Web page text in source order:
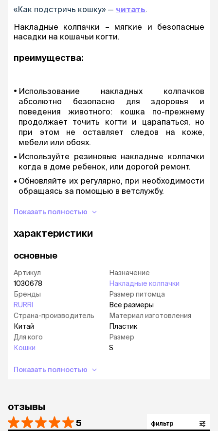
«Как подстричь кошку» — читать.
Накладные колпачки – мягкие и безопасные
насадки на кошачьи когти.
преимущества:
Использование накладных колпачков
абсолютно безопасно для здоровья и
поведения животного: кошка по-прежнему
продолжает точить когти и царапаться, но
при этом не оставляет следов на коже,
мебели или обоях.
Используйте резиновые накладные колпачки
когда в доме ребенок, или дорогой ремонт.
Обновляйте их регулярно, при необходимости
обращаясь за помощью в ветслужбу.
инструкция.
Одной упаковки приблизительно хватает на 4-
6 месяцев.
Размер S– для кошек весом 2,5-4 кг
Размер M
– для кошек весом 4-6 кг
Показать полностью
характеристики
основные
Артикул
1030678
Бренды
RURRI
Страна-производитель
Китай
Для кого
Кошки
Назначение
Накладные колпачки
Размер питомца
Все размеры
Материал изготовления
Пластик
Размер
S
Показать полностью
отзывы
5 фильтр